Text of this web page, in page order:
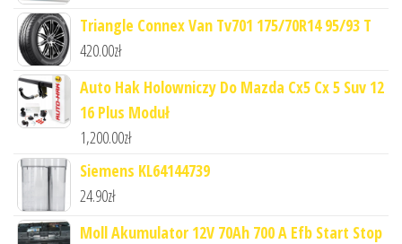
Triangle Connex Van Tv701 175/70R14 95/93 T
420.00zł
Auto Hak Holowniczy Do Mazda Cx5 Cx 5 Suv 12
16 Plus Moduł
1,200.00zł
Siemens KL64144739
24.90zł
Moll Akumulator 12V 70Ah 700 A Efb Start Stop